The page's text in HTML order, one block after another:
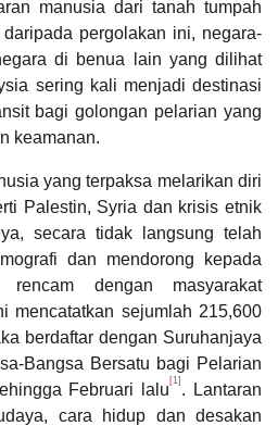
manusia dari tanah tumpah
pergolakan ini, negara-
di benua lain yang dilihat
sering kali menjadi destinasi
bagi golongan pelarian yang
keamanan.
yang terpaksa melarikan diri
Palestin, Syria dan krisis etnik
secara tidak langsung telah
dan mendorong kepada
dengan masyarakat
mencatatkan sejumlah 215,600
berdaftar dengan Suruhanjaya
Bangsa Bersatu bagi Pelarian
Februari lalu[1] . Lantaran
cara hidup dan desakan